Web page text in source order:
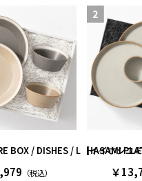
BOX / DISHES / L［イイホシ
（税込）
HASAMI
￥